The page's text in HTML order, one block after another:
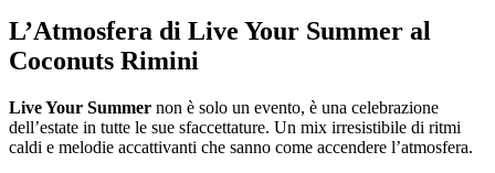
L’Atmosfera di Live Your Summer al
Coconuts Rimini
Live Your Summer non è solo un evento, è una celebrazione
dell’estate in tutte le sue sfaccettature. Un mix irresistibile di ritmi
caldi e melodie accattivanti che sanno come accendere l’atmosfera.